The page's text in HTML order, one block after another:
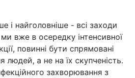
і найголовніше - всі заходи
вже в осередку інтенсивної
повинні бути спрямовані
людей, а не на їх скупченість.
захворювання з